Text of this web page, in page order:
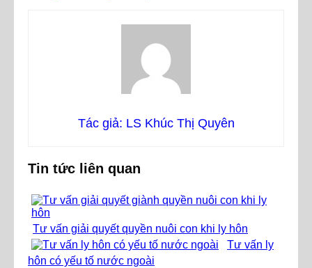
Tác giả: LS Khúc Thị Quyên
Tin tức liên quan
Tư vấn giải quyết quyền nuôi con khi ly hôn
Tư vấn ly
hôn có yếu tố nước ngoài